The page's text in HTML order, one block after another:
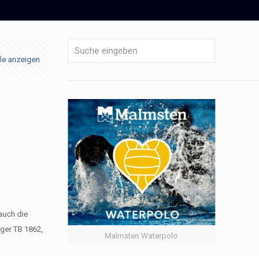
anzeigen
die
TB 1862,
Malmsten Waterpolo